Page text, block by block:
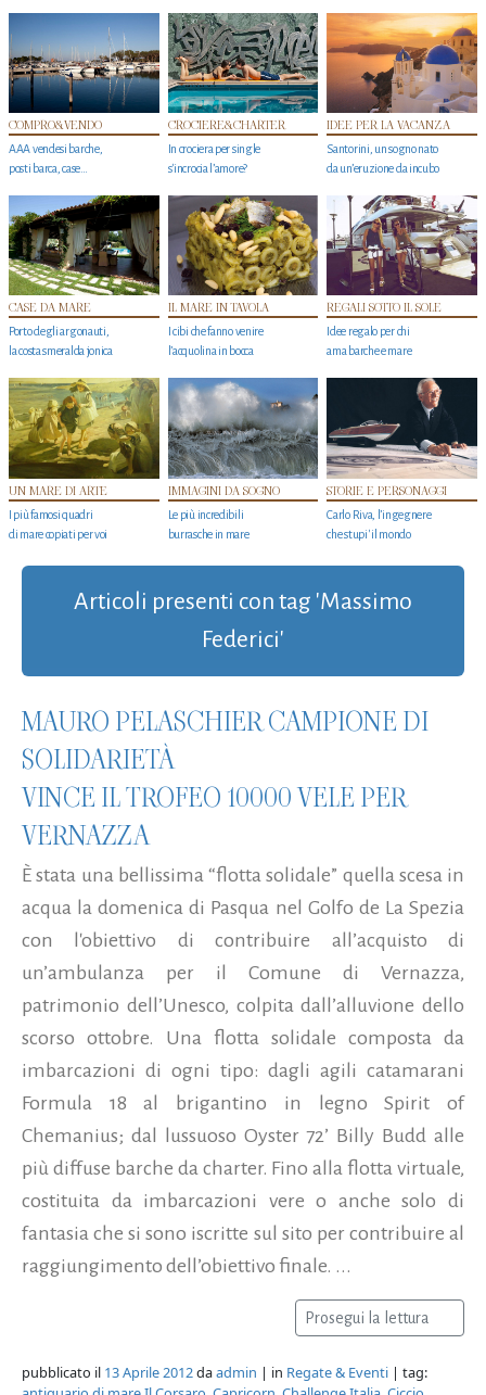
COMPRO&VENDO
AAA vendesi barche,
posti barca, case…
CROCIERE&CHARTER
In crociera per single
s'incrocia l’amore?
IDEE PER LA VACANZA
Santorini, un sogno nato
da un’eruzione da incubo
CASE DA MARE
Porto degli argonauti,
la costa smeralda jonica
IL MARE IN TAVOLA
I cibi che fanno venire
l’acquolina in bocca
REGALI SOTTO IL SOLE
Idee regalo per chi
ama barche e mare
UN MARE DI ARTE
I più famosi quadri
di mare copiati per voi
IMMAGINI DA SOGNO
Le più incredibili
burrasche in mare
STORIE E PERSONAGGI
Carlo Riva, l’ingegnere
che stupi' il mondo
Articoli presenti con tag 'Massimo
Federici'
MAURO PELASCHIER CAMPIONE DI
SOLIDARIETÀ
VINCE IL TROFEO 10000 VELE PER
VERNAZZA
È stata una bellissima “flotta solidale” quella scesa in
acqua la domenica di Pasqua nel Golfo de La Spezia
con l'obiettivo di contribuire all’acquisto di
un’ambulanza per il Comune di Vernazza,
patrimonio dell’Unesco, colpita dall’alluvione dello
scorso ottobre. Una flotta solidale composta da
imbarcazioni di ogni tipo: dagli agili catamarani
Formula 18 al brigantino in legno Spirit of
Chemanius; dal lussuoso Oyster 72’ Billy Budd alle
più diffuse barche da charter. Fino alla flotta virtuale,
costituita da imbarcazioni vere o anche solo di
fantasia che si sono iscritte sul sito per contribuire al
raggiungimento dell’obiettivo finale. ...
Prosegui la lettura
pubblicato il 13 Aprile 2012daadmin | in Regate & Eventi | tag: